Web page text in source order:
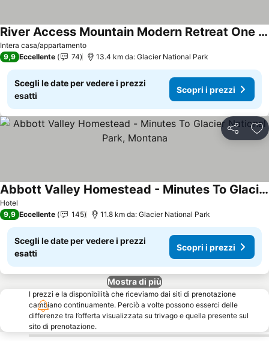
Intera casa/appartamento
River Access Mountain Modern Retreat One Mile From Glacier Park West Entrance!
9,9 Eccellente 74 13.4 km da: Glacier National Park
Scegli le date per vedere i prezzi
esatti
Scopri i prezzi
Condividi
Hotel
Abbott Valley Homestead - Minutes To Glacier National Park, Montana
9,9 Eccellente 145 11.8 km da: Glacier National Park
Scegli le date per vedere i prezzi
esatti
Scopri i prezzi
Mostra di più
I prezzi e la disponibilità che riceviamo dai siti di prenotazione
cambiano continuamente. Perciò a volte possono esserci delle
differenze tra l’offerta visualizzata su trivago e quella presente sul
sito di prenotazione.